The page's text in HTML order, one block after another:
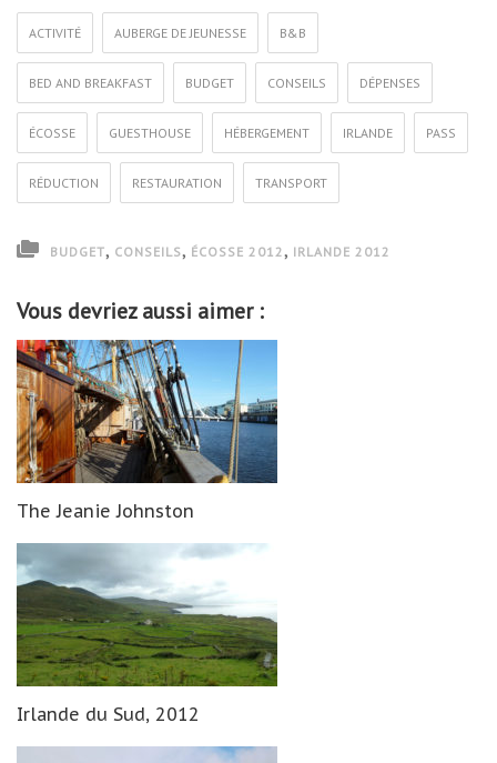
ACTIVITÉ AUBERGE DE JEUNESSE B&B
BED AND BREAKFAST BUDGET CONSEILS DÉPENSES
ÉCOSSE GUESTHOUSE HÉBERGEMENT IRLANDE PASS
RÉDUCTION RESTAURATION TRANSPORT
BUDGET, CONSEILS, ÉCOSSE 2012, IRLANDE 2012
Vous devriez aussi aimer :
The Jeanie Johnston
Irlande du Sud, 2012